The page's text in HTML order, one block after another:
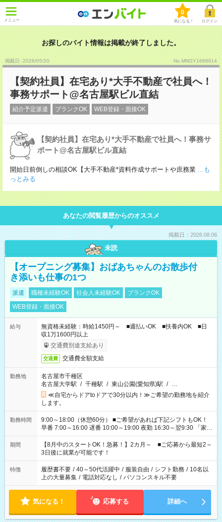
メニュー
0
気になる！ ログイン
お探しのバイト情報は掲載が終了しました。
掲載日 :2026/05/20 No.MNGY1688914
【契約社員】在宅あり*大手不動産で社員へ！
事務サポート@名古屋駅ビル直結
紹介予定派遣 ブランクOK WEB登録・面接OK
【契約社員】在宅あり*大手不動産で社員へ！事務サ
ポート@名古屋駅ビル直結
開始日前倒しの相談OK【大手不動産*資料作成サポートや庶務業 ...も
っとみる
あなたの閲覧履歴からのオススメ
掲載日：2026.08.06
未読
【オープニング募集】おばあちゃんのお散歩付
き添いも仕事の1つ
派遣 職種未経験OK 社会人未経験OK
ブランクOK
WEB登録・面接OK
給与
無資格未経験：時給1450円～ ■週払いOK ■扶養内OK ■日
収1万1600円以上
交通費別途支給あり
交通費 交通費全額支給
勤務地
名古屋市千種区
名古屋大学駅 / 千種駅 / 東山公園(愛知県)駅 / …
≪自宅からドアtoドアで30分以内！≫ご希望の勤務地を紹介
します。
勤務時間
9:00～18:00（休憩60分） ■ご希望があれば下記シフトもOK！
早番 7:00～16:00 遅番 10:00～19:00 夜勤 16:30～翌9:30 「家族
と休みを合わせたい」 「余裕を持って夕飯の準備がしたい」
「できれば残業はしたくない」 など、ご希望を教えてください
ね。 ※Wワーク希望の方へ 今ご覧のお仕事で希望する勤務時間
と、もう1つのお仕事の勤務時間。 合計で週40時間を超える場
合は応募できません。
期間
【8月中のスタートOK！急募！】2カ月～ ■ご応募から最短2～
3日後に就業が可能です！
特徴 履歴書不要 / 40～50代活躍中 / 服装自由 / シフト勤務 / 10名以
上の大量募集 / 電話対応なし / パソコンスキル不要
気になる！ 応募する 詳細へ